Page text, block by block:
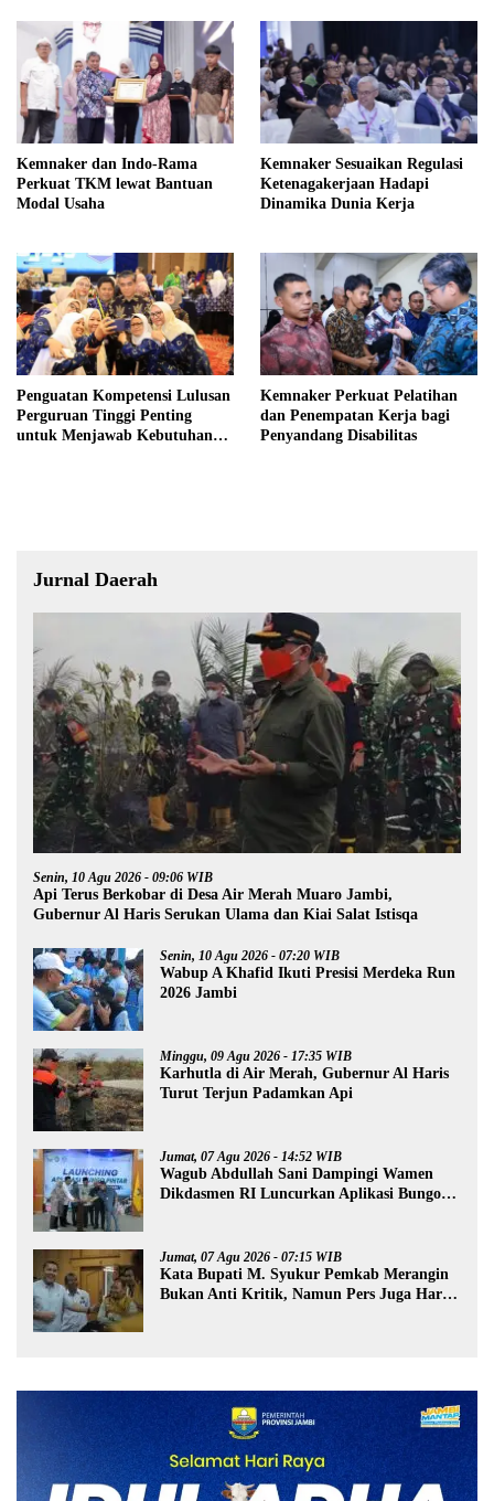
Kemnaker dan Indo-Rama
Perkuat TKM lewat Bantuan
Modal Usaha
Kemnaker Sesuaikan Regulasi
Ketenagakerjaan Hadapi
Dinamika Dunia Kerja
Penguatan Kompetensi Lulusan
Perguruan Tinggi Penting
untuk Menjawab Kebutuhan
Kemnaker Perkuat Pelatihan
dan Penempatan Kerja bagi
Penyandang Disabilitas
Jurnal Daerah
Senin, 10 Agu 2026 - 09:06 WIB
Api Terus Berkobar di Desa Air Merah Muaro Jambi,
Gubernur Al Haris Serukan Ulama dan Kiai Salat Istisqa
Senin, 10 Agu 2026 - 07:20 WIB
Wabup A Khafid Ikuti Presisi Merdeka Run
2026 Jambi
Minggu, 09 Agu 2026 - 17:35 WIB
Karhutla di Air Merah, Gubernur Al Haris
Turut Terjun Padamkan Api
Jumat, 07 Agu 2026 - 14:52 WIB
Wagub Abdullah Sani Dampingi Wamen
Dikdasmen RI Luncurkan Aplikasi Bungo
Jumat, 07 Agu 2026 - 07:15 WIB
Kata Bupati M. Syukur Pemkab Merangin
Bukan Anti Kritik, Namun Pers Juga Harus